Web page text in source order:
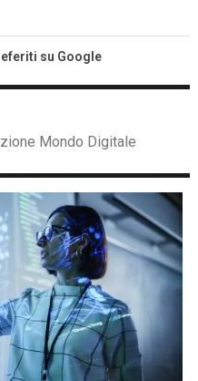
su Google
Mondo Digitale